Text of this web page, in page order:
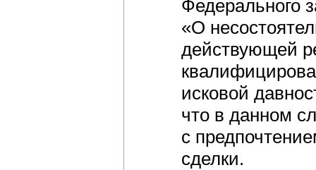
Федерального
«О
действующей
исковой
что в данном
с
сделки.